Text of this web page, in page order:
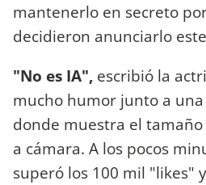
mantenerlo en secreto
decidieron anunciarlo
"No es IA", escribió la
mucho humor junto a
donde muestra el
a cámara. A los pocos
superó los 100 mil "likes"